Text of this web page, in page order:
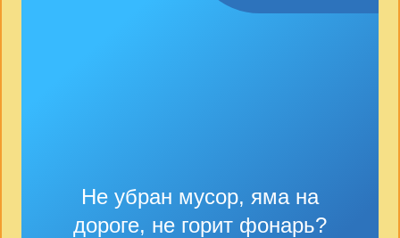
Не убран мусор, яма на
дороге, не горит фонарь?